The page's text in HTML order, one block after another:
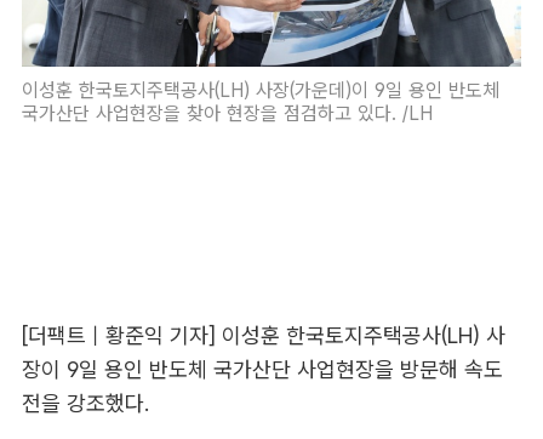
이성훈 한국토지주택공사(LH) 사장(가운데)이 9일 용인 반도체
국가산단 사업현장을 찾아 현장을 점검하고 있다. /LH
[더팩트｜황준익 기자] 이성훈 한국토지주택공사(LH) 사
장이 9일 용인 반도체 국가산단 사업현장을 방문해 속도
전을 강조했다.